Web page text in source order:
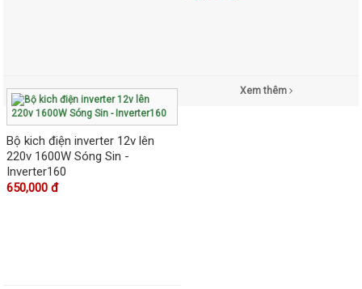
Bộ kich điện inverter 12v lên
220v 1600W Sóng Sin -
Inverter160
650,000 đ
Xem thêm